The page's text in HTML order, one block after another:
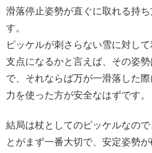
滑落停止姿勢が直ぐに取れる持
す。
ピッケルが刺さらない雪に対し
支点になるかと言えば、その姿
で、それならば万が一滑落した
力を使った方が安全なはずです。
結局は杖としてのピッケルなの
とがまず一番大切で、安定姿勢